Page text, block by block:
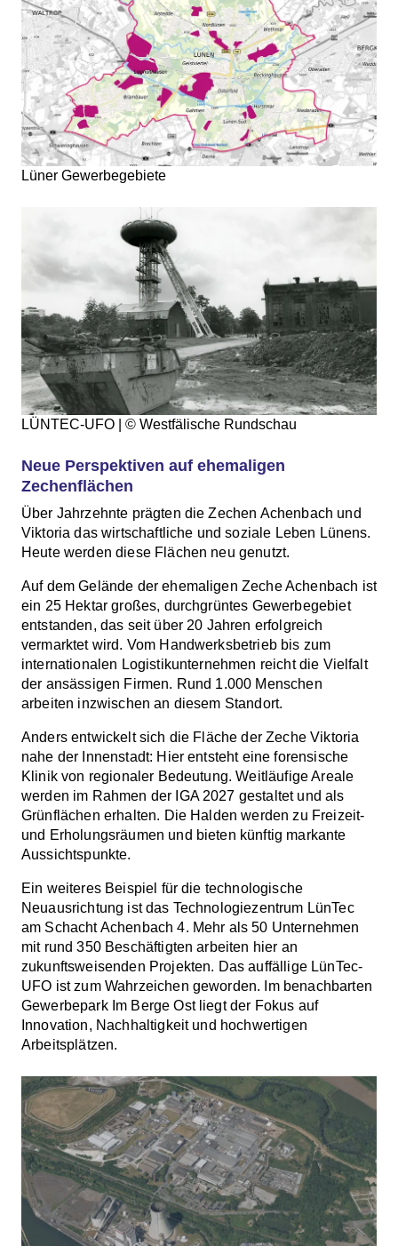
Lüner Gewerbegebiete
LÜNTEC-UFO | © Westfälische Rundschau
Neue Perspektiven auf ehemaligen
Zechenflächen
Über Jahrzehnte prägten die Zechen Achenbach und
Viktoria das wirtschaftliche und soziale Leben Lünens.
Heute werden diese Flächen neu genutzt.
Auf dem Gelände der ehemaligen Zeche Achenbach ist
ein 25 Hektar großes, durchgrüntes Gewerbegebiet
entstanden, das seit über 20 Jahren erfolgreich
vermarktet wird. Vom Handwerksbetrieb bis zum
internationalen Logistikunternehmen reicht die Vielfalt
der ansässigen Firmen. Rund 1.000 Menschen
arbeiten inzwischen an diesem Standort.
Anders entwickelt sich die Fläche der Zeche Viktoria
nahe der Innenstadt: Hier entsteht eine forensische
Klinik von regionaler Bedeutung. Weitläufige Areale
werden im Rahmen der IGA 2027 gestaltet und als
Grünflächen erhalten. Die Halden werden zu Freizeit-
und Erholungsräumen und bieten künftig markante
Aussichtspunkte.
Ein weiteres Beispiel für die technologische
Neuausrichtung ist das Technologiezentrum LünTec
am Schacht Achenbach 4. Mehr als 50 Unternehmen
mit rund 350 Beschäftigten arbeiten hier an
zukunftsweisenden Projekten. Das auffällige LünTec-
UFO ist zum Wahrzeichen geworden. Im benachbarten
Gewerbepark Im Berge Ost liegt der Fokus auf
Innovation, Nachhaltigkeit und hochwertigen
Arbeitsplätzen.